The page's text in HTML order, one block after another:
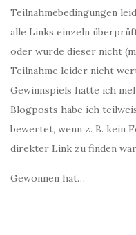
Teilnahmebedingungen
alle Links einzeln
oder wurde dieser nicht
Teilnahme leider nicht
Gewinnspiels hatte ich
Blogposts habe ich
bewertet, wenn z. B. kein
direkter Link zu finden
Gewonnen hat…